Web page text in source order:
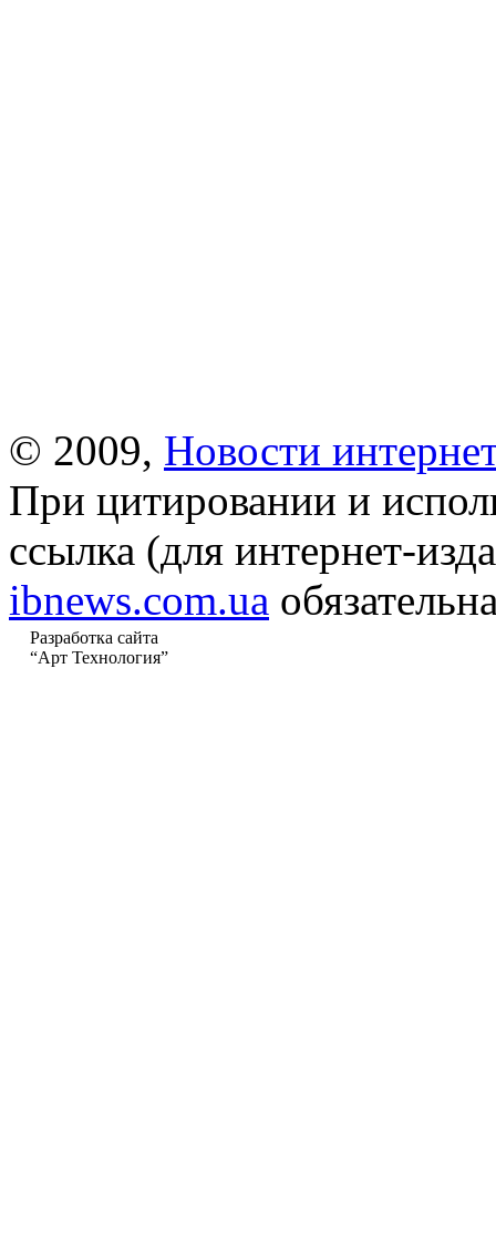
© 2009, Новости
При цитировании и
ссылка (для интернет-
ibnews.com.ua
Разработка сайта
“Арт Технология”